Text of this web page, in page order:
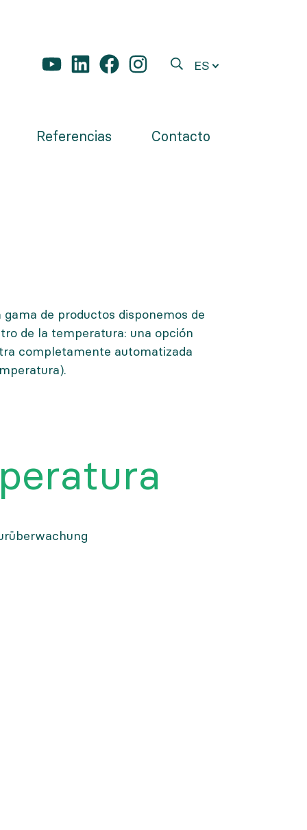
ES
Referencias Contacto
de productos disponemos de
de la temperatura: una opción
completamente automatizada